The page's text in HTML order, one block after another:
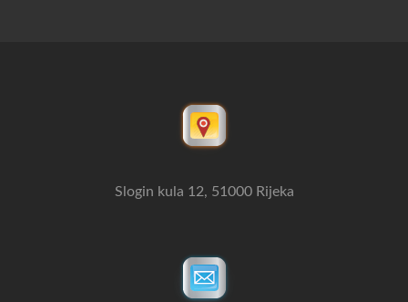
Slogin kula 12, 51000 Rijeka